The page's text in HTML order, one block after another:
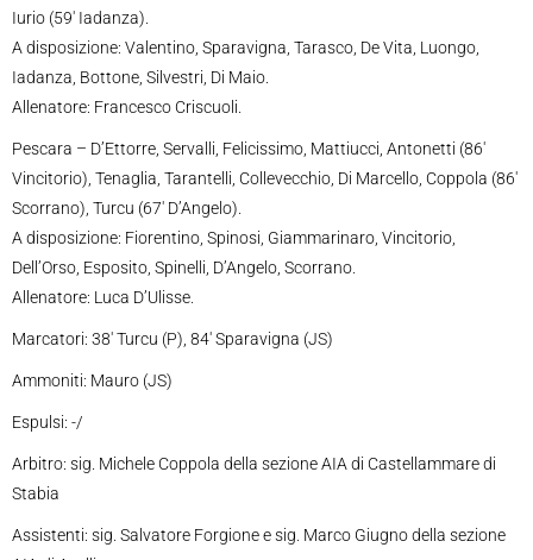
Iurio (59′ Iadanza).
A disposizione: Valentino, Sparavigna, Tarasco, De Vita, Luongo,
Iadanza, Bottone, Silvestri, Di Maio.
Allenatore: Francesco Criscuoli.
Pescara – D’Ettorre, Servalli, Felicissimo, Mattiucci, Antonetti (86′
Vincitorio), Tenaglia, Tarantelli, Collevecchio, Di Marcello, Coppola (86′
Scorrano), Turcu (67′ D’Angelo).
A disposizione: Fiorentino, Spinosi, Giammarinaro, Vincitorio,
Dell’Orso, Esposito, Spinelli, D’Angelo, Scorrano.
Allenatore: Luca D’Ulisse.
Marcatori: 38′ Turcu (P), 84′ Sparavigna (JS)
Ammoniti: Mauro (JS)
Espulsi: -/
Arbitro: sig. Michele Coppola della sezione AIA di Castellammare di
Stabia
Assistenti: sig. Salvatore Forgione e sig. Marco Giugno della sezione